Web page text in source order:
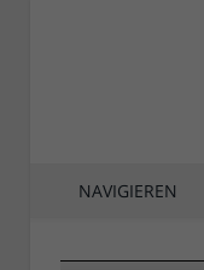
NAVIGIEREN